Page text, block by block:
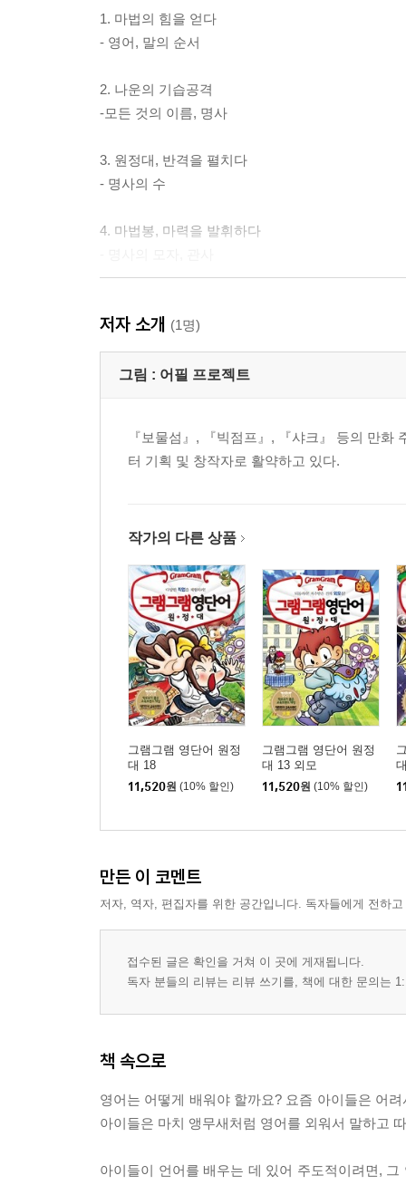
1. 마법의 힘을 얻다
- 영어, 말의 순서
2. 나운의 기습공격
-모든 것의 이름, 명사
3. 원정대, 반격을 펼치다
- 명사의 수
4. 마법봉, 마력을 발휘하다
- 사람 이름을 대신하는 말, 인칭대명사
울랄라 여왕의 미션
- 명사의 수를 밝혀라
- 관사 모자를 씌워라
저자 소개 (1명)
그림 : 어필 프로젝트
『보물섬』, 『빅점프』, 『샤크』 등의 만
터 기획 및 창작자로 활약하고 있다.
작가의 다른 상품
그램그램 영단어 원정
대 18
11,520원 (10% 할인)
그램그램 영단어 원정
대 13 외모
11,520원 (10% 할인)
만든 이 코멘트
저자, 역자, 편집자를 위한 공간입니다. 독자들에게 전하
접수된 글은 확인을 거쳐 이 곳에 게재됩니다.
독자 분들의 리뷰는 리뷰 쓰기를, 책에 대한 문의는
책 속으로
영어는 어떻게 배워야 할까요? 요즘 아이들은 어
아이들은 마치 앵무새처럼 영어를 외워서 말하고
아이들이 언어를 배우는 데 있어 주도적이려면,